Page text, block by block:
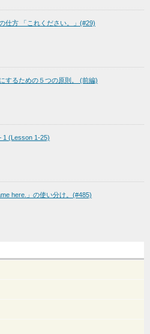
仕方 「これください。」(#29)
するための５つの原則。 (前編)
1 (Lesson 1-25)
here.」の使い分け。(#485)